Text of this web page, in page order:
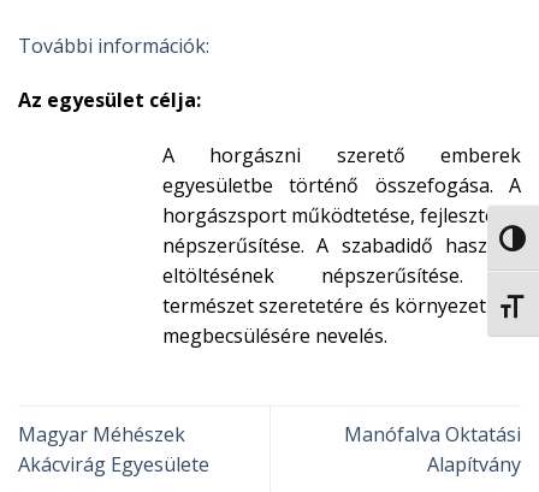
További információk:
Az egyesület célja:
A horgászni szerető emberek
egyesületbe történő összefogása. A
horgászsport működtetése, fejlesztése,
népszerűsítése. A szabadidő hasznos
eltöltésének népszerűsítése. A
természet szeretetére és környezetünk
megbecsülésére nevelés.
Magyar Méhészek
Akácvirág Egyesülete
Manófalva Oktatási
Alapítvány